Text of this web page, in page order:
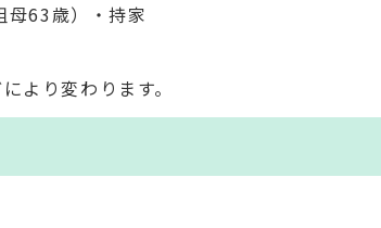
63歳）・持家
より変わります。